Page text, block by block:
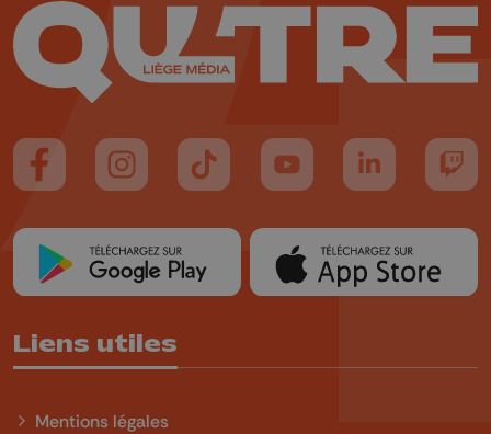
Suivez-nous sur FaceBook
Suivez-nous sur Instagram
Suivez-nous sur TikTok
Suivez-nous sur YouTube
Suivez-nous
Liens utiles
Mentions légales